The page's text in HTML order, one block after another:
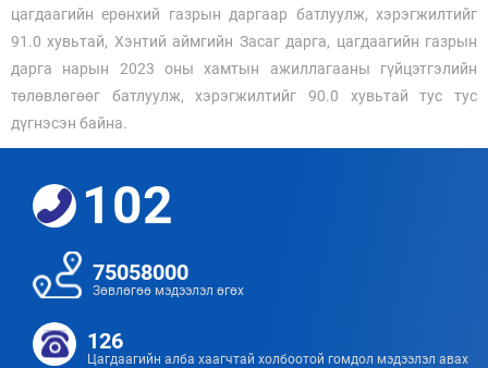
цагдаагийн ерөнхий газрын даргаар батлуулж, хэрэгжилтийг
91.0 хувьтай, Хэнтий аймгийн Засаг дарга, цагдаагийн газрын
дарга нарын 2023 оны хамтын ажиллагааны гүйцэтгэлийн
төлөвлөгөөг батлуулж, хэрэгжилтийг 90.0 хувьтай тус тус
дүгнэсэн байна.
102
75058000
Зөвлөгөө мэдээлэл өгөх
126
Цагдаагийн алба хаагчтай холбоотой гомдол мэдээлэл авах